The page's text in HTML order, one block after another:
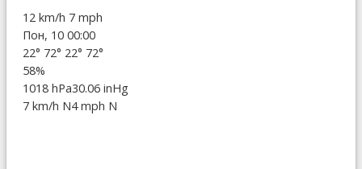
12 km/h 7 mph
Пон, 10 00:00
22° 72° 22° 72°
58%
1018 hPa30.06 inHg
7 km/h N4 mph N